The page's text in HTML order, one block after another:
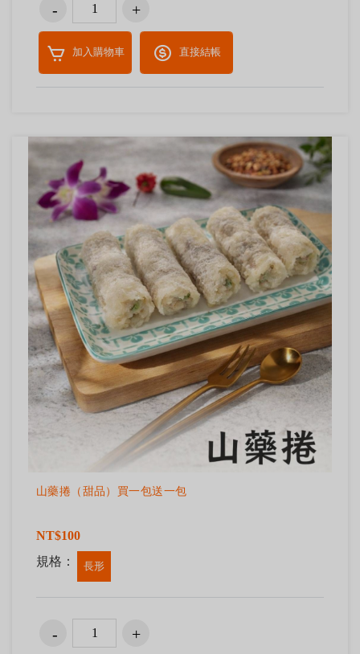
加入購物車 直接結帳
山藥捲（甜品）買一包送一包
NT$100
規格：
長形